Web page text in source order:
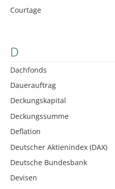
Courtage
D
Dachfonds
Dauerauftrag
Deckungskapital
Deckungssumme
Deflation
Deutscher Aktienindex (DAX)
Deutsche Bundesbank
Devisen